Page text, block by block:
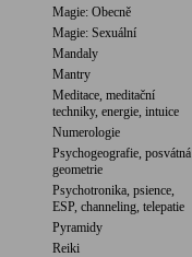
Magie: Obecně
Magie: Sexuální
Mandaly
Mantry
Meditace, meditační
techniky, energie, intuice
Numerologie
Psychogeografie, posvátná
geometrie
Psychotronika, psience,
ESP, channeling, telepatie
Pyramidy
Reiki